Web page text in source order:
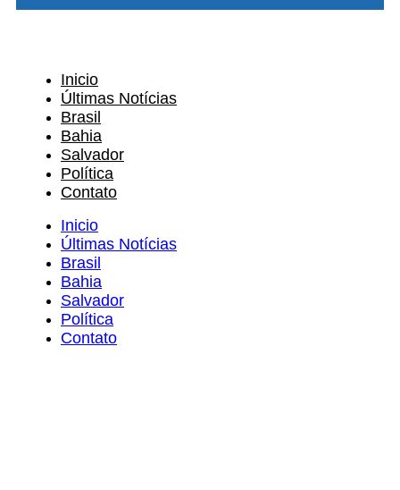
Inicio
Últimas Notícias
Brasil
Bahia
Salvador
Política
Contato
Inicio
Últimas Notícias
Brasil
Bahia
Salvador
Política
Contato